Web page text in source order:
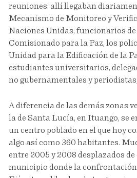
reuniones: allí llegaban
Mecanismo de Monitoreo y
Naciones Unidas, funcionarios
Comisionado para la Paz, los
Unidad para la Edificación de la
estudiantes universitarios,
no gubernamentales y
A diferencia de las demás zonas
la de Santa Lucía, en Ituango, se
un centro poblado en el que hoy
algo así como 360 habitantes.
entre 2005 y 2008 desplazados de
municipio donde la confrontación